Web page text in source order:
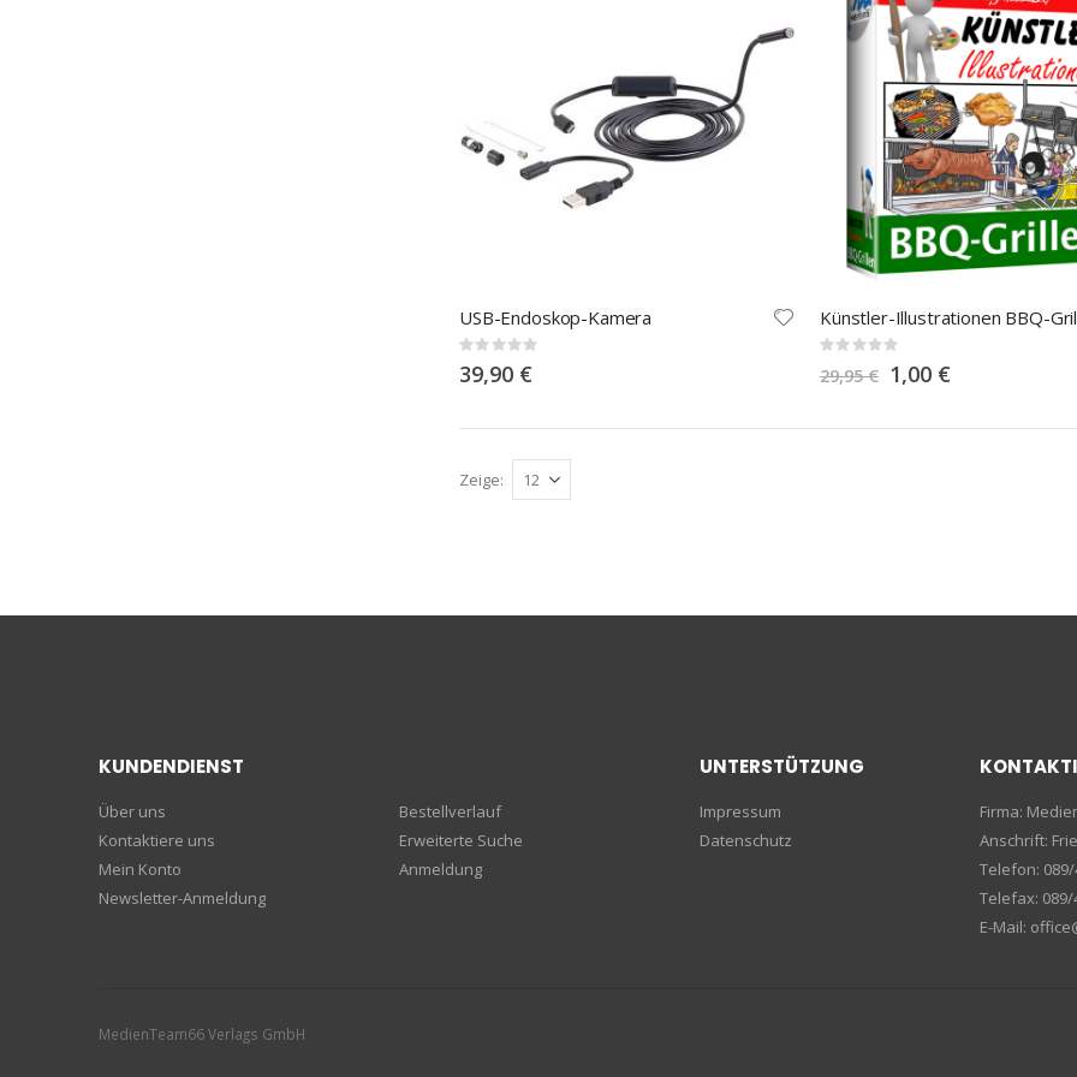
USB-Endoskop-Kamera
Rating:
0%
39,90 €
Künstler-Illustrationen BBQ-
Rating:
0%
29,95 € Special
Price
1,00 €
Zeige
KUNDENDIENST
Über uns
Kontaktiere uns
Mein Konto
Newsletter-Anmeldung
Bestellverlauf
Erweiterte Suche
Anmeldung
UNTERSTÜTZUNG
Impressum
Datenschutz
Firma:
Anschrift:
Telefon: 089/
Telefax: 089/
E-Mail:
MedienTeam66 Verlags GmbH